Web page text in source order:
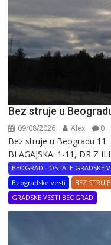
Bez struje u
09/08/2026 Alex 0
Bez struje u Beogradu 11.
BLAGAJSKA: 1-11, DR Z
BEOGRAD - OSTALE GRADSKE
Beogradske vesti
BEZ
GRADSKE VESTI BEOGRAD